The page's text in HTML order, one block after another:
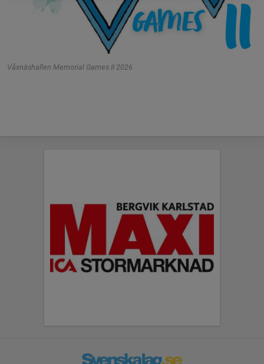
Våxnäshallen Memorial Games II 2026